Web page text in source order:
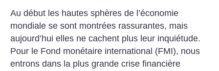
Au début les hautes sphères de l’économie
mondiale se sont montrées rassurantes, mais
aujourd’hui elles ne cachent plus leur inquiétude.
Pour le Fond monétaire international (FMI), nous
entrons dans la plus grande crise financière